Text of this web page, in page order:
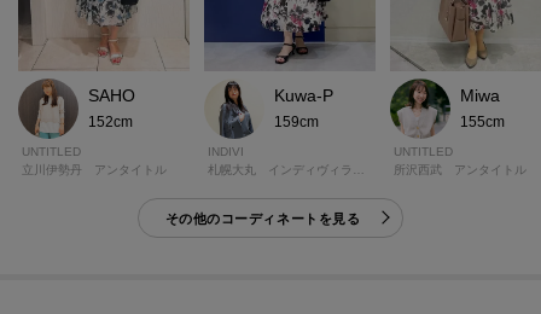
SAHO
152cm
UNTITLED
立川伊勢丹 アンタイトル
Kuwa-P
159cm
INDIVI
札幌大丸 インディヴィラージ
Miwa
155cm
UNTITLED
所沢西武 アンタイトル
その他のコーディネートを見る